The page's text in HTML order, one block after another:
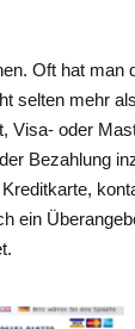
Oft hat man
selten mehr
Visa- oder
Bezahlung
ein